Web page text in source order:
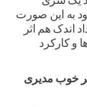
به این صورت
اندک هم اثر
و کارکرد
خوب مدیری